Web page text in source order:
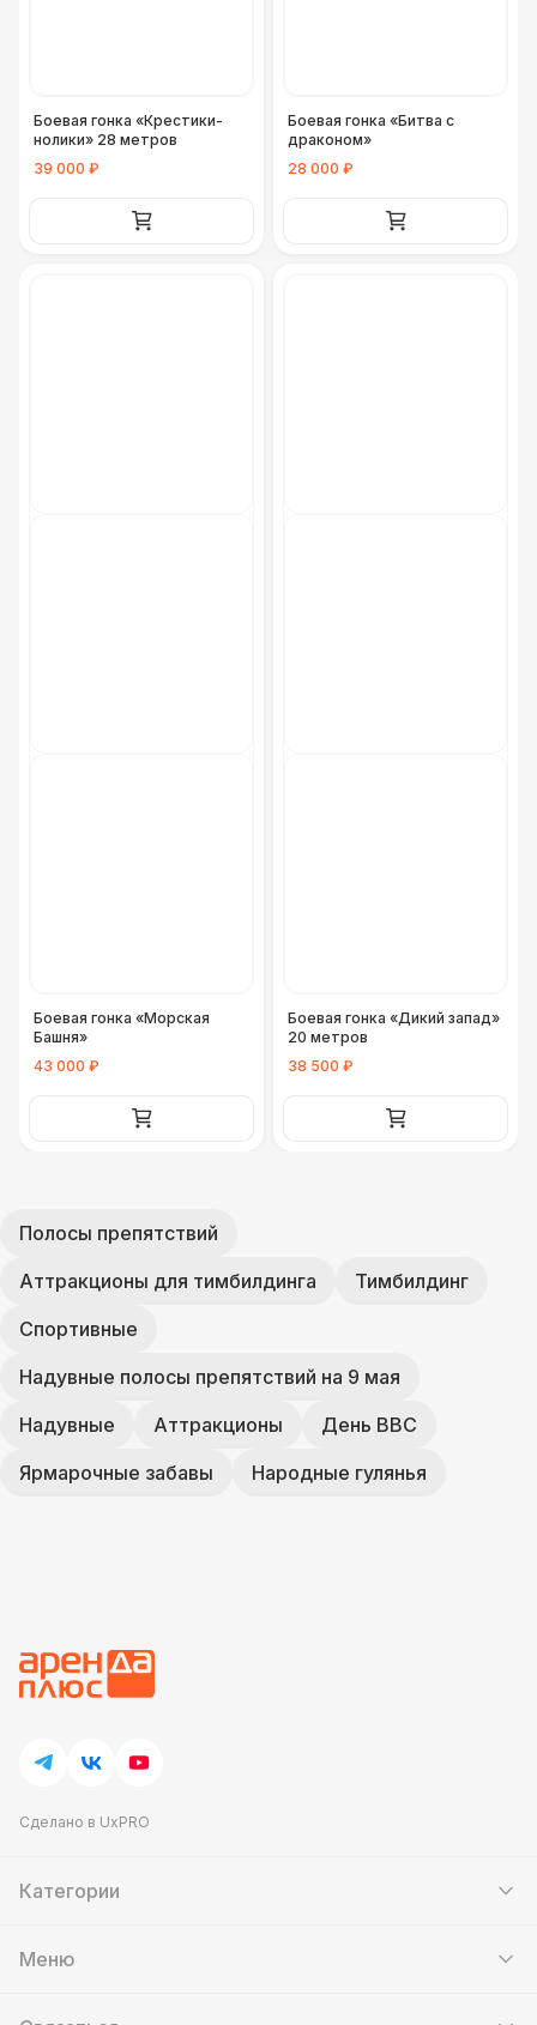
Боевая гонка «Крестики-
нолики» 28 метров
39 000 ₽
Боевая гонка «Битва с
драконом»
28 000 ₽
Боевая гонка «Морская
Башня»
43 000 ₽
Боевая гонка «Дикий запад»
20 метров
38 500 ₽
Полосы препятствий
Аттракционы для тимбилдинга
Тимбилдинг
Спортивные
Надувные полосы препятствий на 9 мая
Надувные
Аттракционы
День ВВС
Ярмарочные забавы
Народные гулянья
Сделано в UxPRO
Категории
Кейтеринг
Меню